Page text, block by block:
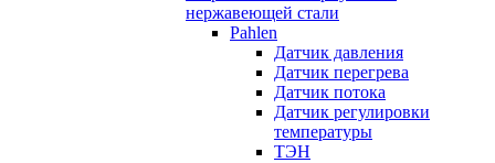
нержавеющей стали
Pahlen
Датчик давления
Датчик перегрева
Датчик потока
Датчик регулировки
температуры
ТЭН